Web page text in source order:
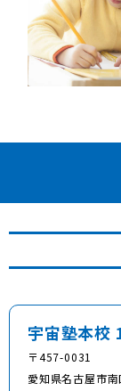
宇宙塾本校
〒457-0031
愛知県名古屋市